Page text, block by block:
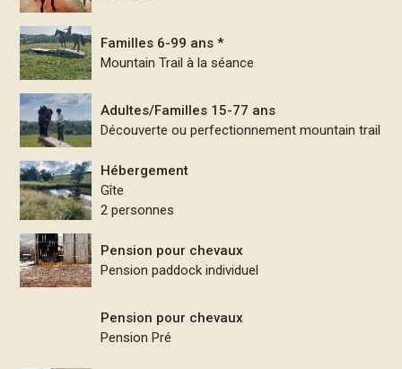
Familles 6-99 ans *
Mountain Trail à la séance
Adultes/Familles 15-77 ans
Découverte ou perfectionnement mountain trail
Hébergement
Gîte
2 personnes
Pension pour chevaux
Pension paddock individuel
Pension pour chevaux
Pension Pré